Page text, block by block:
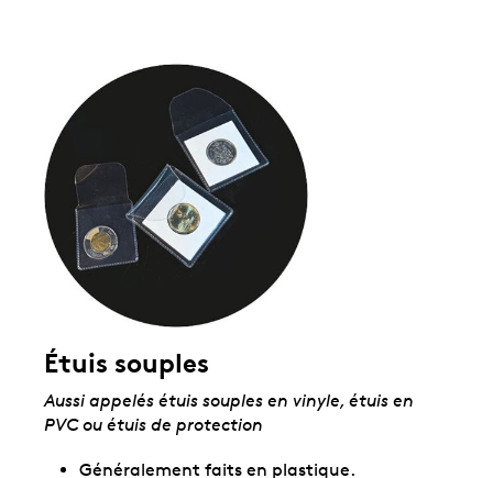
Étuis souples
Aussi appelés étuis souples en vinyle, étuis en
PVC ou étuis de protection
Généralement faits en plastique.